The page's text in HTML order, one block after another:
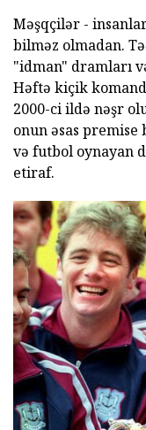
Məşqçilər -
bilməz olmadan.
"idman" dramları
Həftə kiçik
2000-ci ildə nəşr
onun əsas
və futbol oynayan
etiraf.